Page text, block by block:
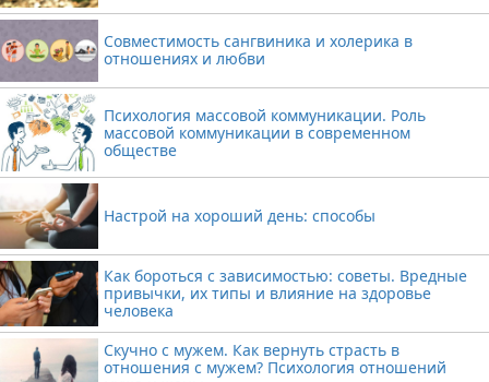
Совместимость сангвиника и холерика в
отношениях и любви
Психология массовой коммуникации. Роль
массовой коммуникации в современном
обществе
Настрой на хороший день: способы
Как бороться с зависимостью: советы. Вредные
привычки, их типы и влияние на здоровье
человека
Скучно с мужем. Как вернуть страсть в
отношения с мужем? Психология отношений